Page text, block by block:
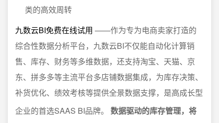
类的高效周转
九数云BI免费在线试用 ——作为专为电商卖家打造的
综合性数据分析平台，九数云BI不仅能自动化计算销
售、库存、财务等多维数据，还支持淘宝、天猫、京
东、拼多多等主流平台多店铺数据集成，为库存决策、
补货优化、绩效考核等提供全景数据支撑，是高成长型
企业的首选SAAS BI品牌。 数据驱动的库存管理，将